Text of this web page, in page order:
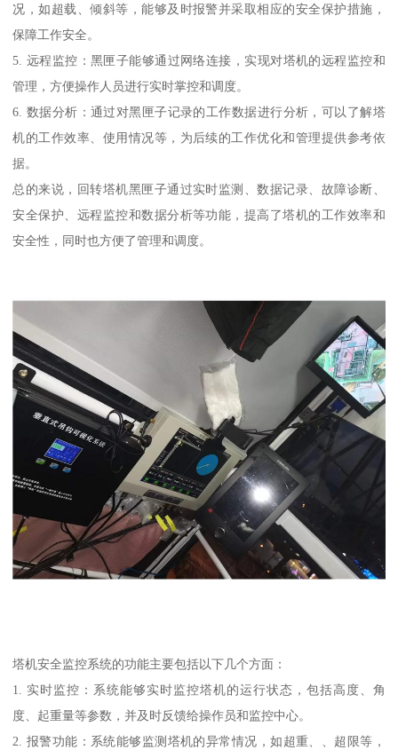
况，如超载、倾斜等，能够及时报警并采取相应的安全保护措施，
保障工作安全。
5. 远程监控：黑匣子能够通过网络连接，实现对塔机的远程监控和
管理，方便操作人员进行实时掌控和调度。
6. 数据分析：通过对黑匣子记录的工作数据进行分析，可以了解塔
机的工作效率、使用情况等，为后续的工作优化和管理提供参考依
据。
总的来说，回转塔机黑匣子通过实时监测、数据记录、故障诊断、
安全保护、远程监控和数据分析等功能，提高了塔机的工作效率和
安全性，同时也方便了管理和调度。
塔机安全监控系统的功能主要包括以下几个方面：
1. 实时监控：系统能够实时监控塔机的运行状态，包括高度、角
度、起重量等参数，并及时反馈给操作员和监控中心。
2. 报警功能：系统能够监测塔机的异常情况，如超重、、超限等，